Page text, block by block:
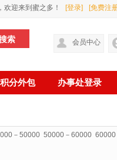
欢迎来到蜜之多！ [登录] [免费注
会员中心
积分外包 办事处登录
－50000 50000－60000